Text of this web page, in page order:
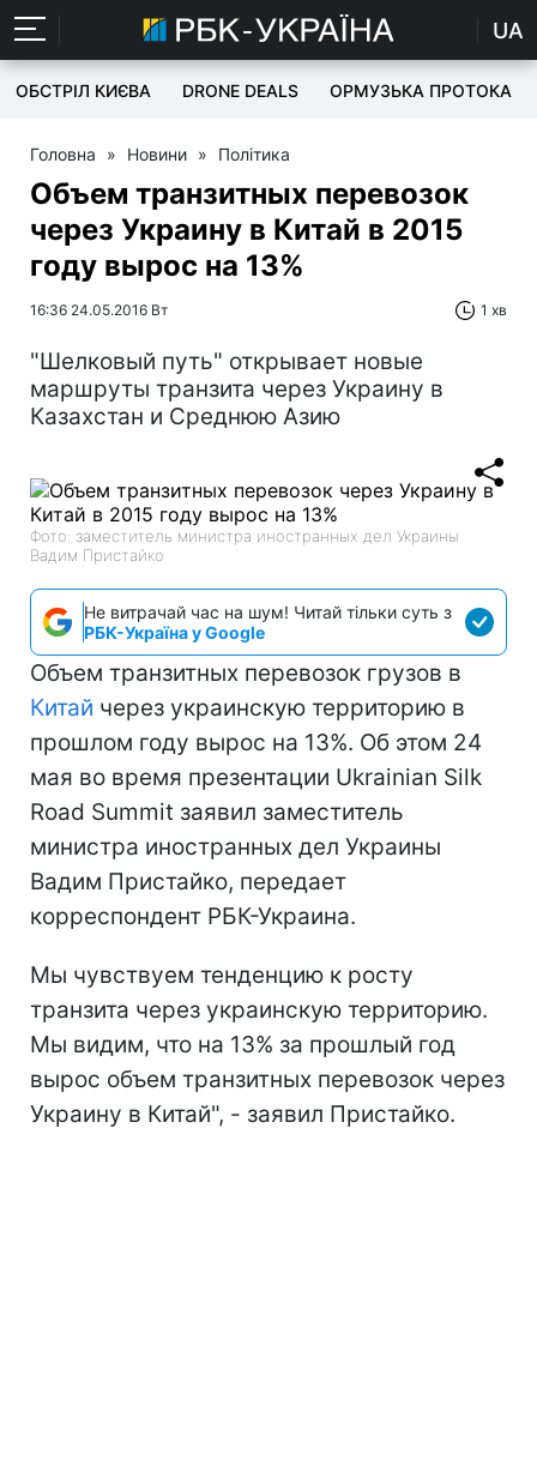
UA
ОБСТРІЛ КИЄВА DRONE DEALS ОРМУЗЬКА ПРОТОКА
Головна » Новини » Політика
Объем транзитных перевозок
через Украину в Китай в 2015
году вырос на 13%
16:36 24.05.2016 Вт 1 хв
"Шелковый путь" открывает новые
маршруты транзита через Украину в
Казахстан и Среднюю Азию
Фото: заместитель министра иностранных дел Украины
Вадим Пристайко
Не витрачай час на шум! Читай тільки суть з
РБК-Україна у Google
Объем транзитных перевозок грузов в
Китай через украинскую территорию в
прошлом году вырос на 13%. Об этом 24
мая во время презентации Ukrainian Silk
Road Summit заявил заместитель
министра иностранных дел Украины
Вадим Пристайко, передает
корреспондент РБК-Украина.
Мы чувствуем тенденцию к росту
транзита через украинскую территорию.
Мы видим, что на 13% за прошлый год
вырос объем транзитных перевозок через
Украину в Китай", - заявил Пристайко.